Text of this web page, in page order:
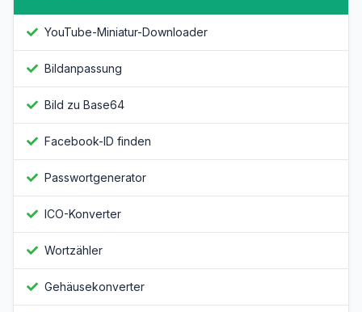
YouTube-Miniatur-Downloader
Bildanpassung
Bild zu Base64
Facebook-ID finden
Passwortgenerator
ICO-Konverter
Wortzähler
Gehäusekonverter